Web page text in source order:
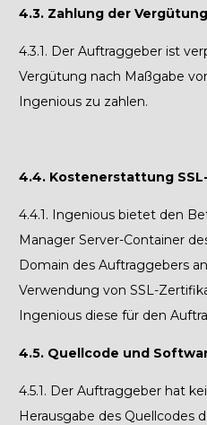
4.3. Zahlung der Vergütung
4.3.1. Der Auftraggeber ist
Vergütung nach Maßgabe
Ingenious zu zahlen.
4.4. Kostenerstattung
4.4.1. Ingenious bietet den
Manager Server-Container
Domain des Auftraggebers
Verwendung von SSL-
Ingenious diese für den
4.5. Quellcode und
4.5.1. Der Auftraggeber hat
Herausgabe des Quellcodes